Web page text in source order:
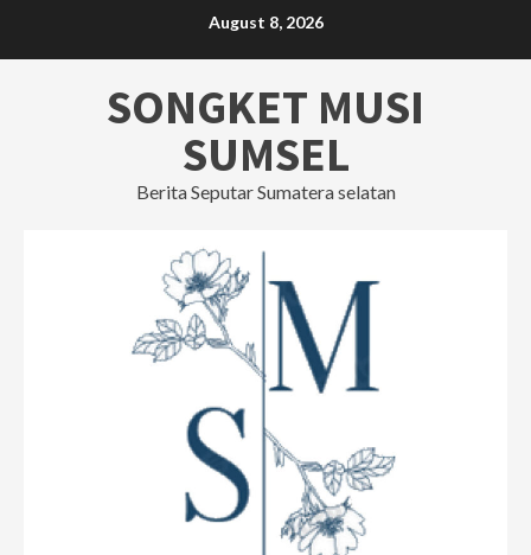
August 8, 2026
SONGKET MUSI
SUMSEL
Berita Seputar Sumatera selatan